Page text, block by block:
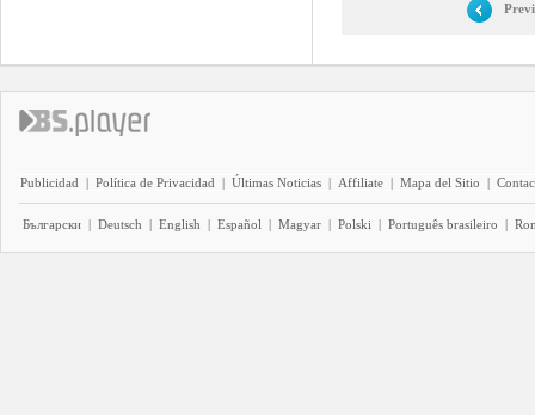
Publicidad | Política de Privacidad | Últimas Noticias | Affiliate | Mapa del Sitio |
Български | Deutsch | English | Español | Magyar | Polski | Português brasileiro |